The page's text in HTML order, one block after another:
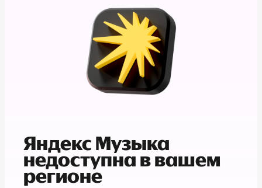
Яндекс Музыка
недоступна в вашем
регионе